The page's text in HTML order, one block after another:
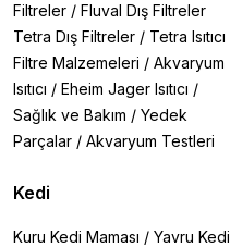
Filtreler / Fluval Dış Filtreler
Tetra Dış Filtreler / Tetra Isıtıcı
Filtre Malzemeleri / Akvaryum
Isıtıcı / Eheim Jager Isıtıcı /
Sağlık ve Bakım / Yedek
Parçalar / Akvaryum Testleri
Kedi
Kuru Kedi Maması / Yavru Kedi